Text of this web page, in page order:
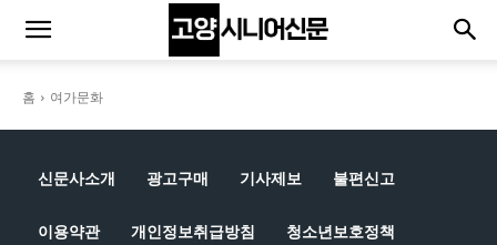
홈 여가문화
신문사소개 광고구매 기사제보 불편신고
이용약관 개인정보취급방침 청소년보호정책